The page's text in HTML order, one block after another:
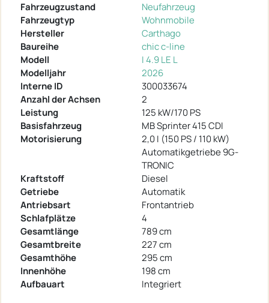
Fahrzeugzustand
Neufahrzeug
Fahrzeugtyp
Wohnmobile
Hersteller
Carthago
Baureihe
chic c-line
Modell
I 4.9 LE L
Modelljahr
2026
Interne ID
300033674
Anzahl der Achsen
2
Leistung
125 kW/170 PS
Basisfahrzeug
MB Sprinter 415 CDI
Motorisierung
2,0 I (150 PS / 110 kW)
Automatikgetriebe 9G-
TRONIC
Kraftstoff
Diesel
Getriebe
Automatik
Antriebsart
Frontantrieb
Schlafplätze
4
Gesamtlänge
789 cm
Gesamtbreite
227 cm
Gesamthöhe
295 cm
Innenhöhe
198 cm
Aufbauart
Integriert